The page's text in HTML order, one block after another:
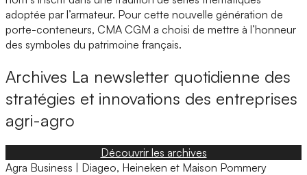
adoptée par l’armateur. Pour cette nouvelle génération de
porte-conteneurs, CMA CGM a choisi de mettre à l’honneur
des symboles du patrimoine français.
Archives La newsletter quotidienne des
stratégies et innovations des entreprises
agri-agro
Découvrir les archives
Agra Business | Diageo, Heineken et Maison Pommery